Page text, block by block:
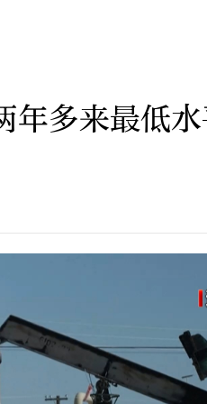
年多来最低